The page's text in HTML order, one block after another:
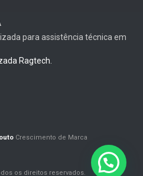
para assistência técnica em
Ragtech.
Crescimento de Marca
os direitos reservados.